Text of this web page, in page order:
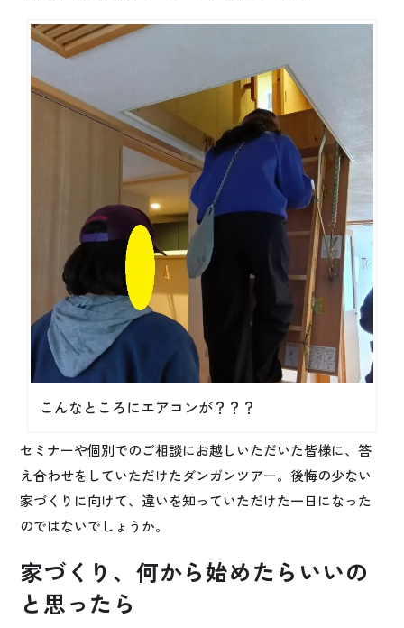
こんなところにエアコンが？？？
セミナーや個別でのご相談にお越しいただいた皆様に、答
え合わせをしていただけたダンガンツアー。後悔の少ない
家づくりに向けて、違いを知っていただけた一日になった
のではないでしょうか。
家づくり、何から始めたらいいの
と思ったら